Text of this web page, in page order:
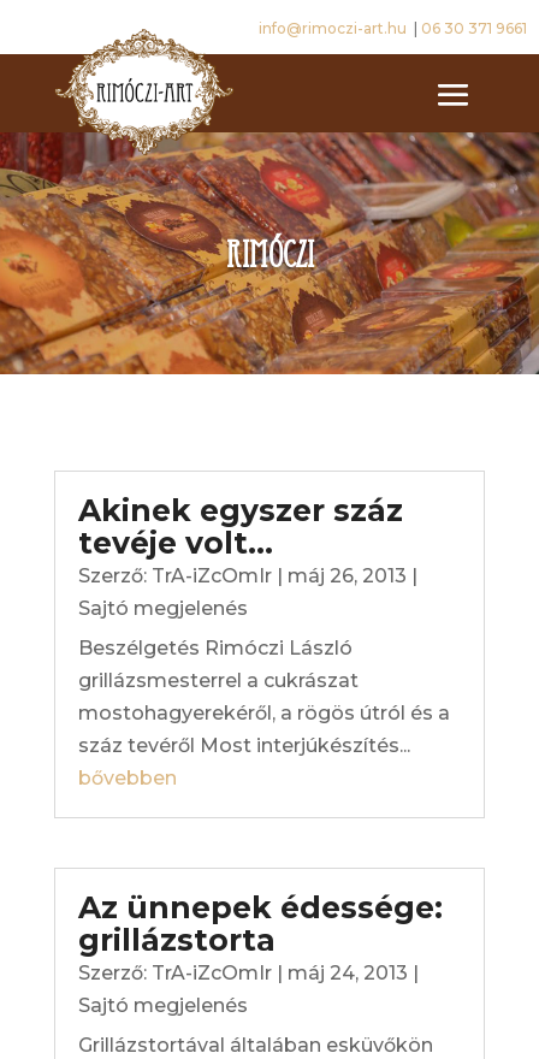
info@rimoczi-art.hu 06 30 371 9661
rimóczi
Akinek egyszer száz
tevéje volt…
Szerző: TrA-iZcOmIr| máj 26, 2013 |
Sajtó megjelenés
Beszélgetés Rimóczi László
grillázsmesterrel a cukrászat
mostohagyerekéről, a rögös útról és a
száz tevéről Most interjúkészítés...
bővebben
Az ünnepek édessége:
grillázstorta
Szerző: TrA-iZcOmIr| máj 24, 2013
Sajtó megjelenés
Grillázstortával általában esküvőkön